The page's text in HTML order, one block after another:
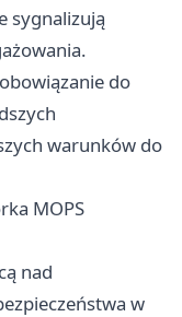
sygnalizują
do
warunków do
MOPS
nad
w